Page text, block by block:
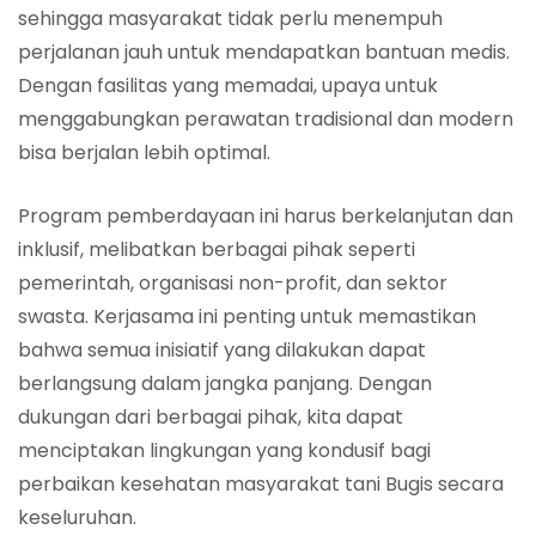
sehingga masyarakat tidak perlu menempuh
perjalanan jauh untuk mendapatkan bantuan medis.
Dengan fasilitas yang memadai, upaya untuk
menggabungkan perawatan tradisional dan modern
bisa berjalan lebih optimal.
Program pemberdayaan ini harus berkelanjutan dan
inklusif, melibatkan berbagai pihak seperti
pemerintah, organisasi non-profit, dan sektor
swasta. Kerjasama ini penting untuk memastikan
bahwa semua inisiatif yang dilakukan dapat
berlangsung dalam jangka panjang. Dengan
dukungan dari berbagai pihak, kita dapat
menciptakan lingkungan yang kondusif bagi
perbaikan kesehatan masyarakat tani Bugis secara
keseluruhan.